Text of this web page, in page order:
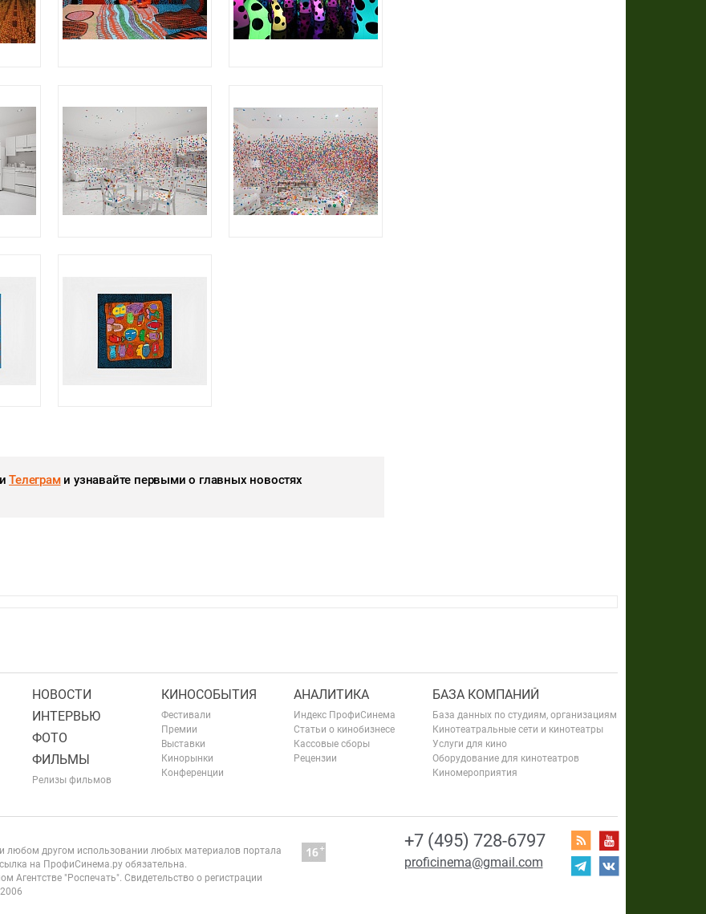
Телеграми узнавайте первыми о главных новостях
НОВОСТИ
ИНТЕРВЬЮ
ФОТО
ФИЛЬМЫ
Релизы фильмов
КИНОСОБЫТИЯ
Фестивали
Премии
Выставки
Кинорынки
Конференции
АНАЛИТИКА
Индекс ПрофиСинема
Статьи о кинобизнесе
Кассовые сборы
Рецензии
БАЗА КОМПАНИЙ
База данных по студиям, организациям
Кинотеатральные сети и кинотеатры
Услуги для кино
Оборудование для кинотеатров
Киномероприятия
+7 (495) 728-6797
proficinema@gmail.com
любом другом использовании любых материалов портала
на ПрофиСинема.ру обязательна.
Агентстве "Роспечать". Свидетельство о регистрации